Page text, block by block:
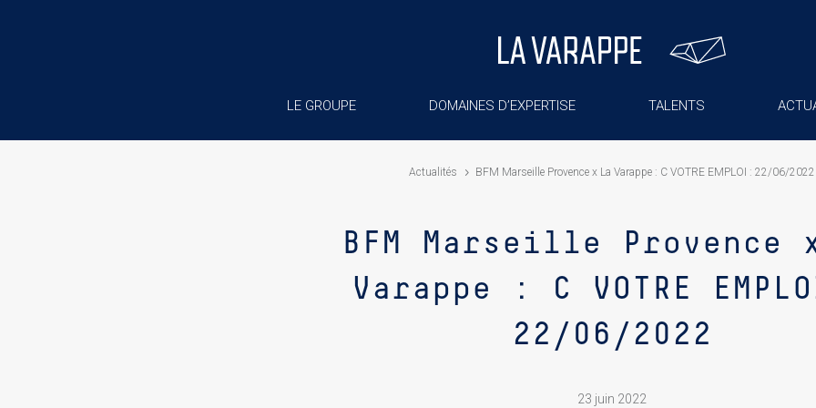
LE GROUPE DOMAINES D’EXPERTISE TALENTS
Actualités BFM Marseille Provence x La Varappe : C VOTRE EMPLOI : 22/06/2022
BFM Marseille Provence
Varappe : C VOTRE
22/06/2022
23 juin 2022